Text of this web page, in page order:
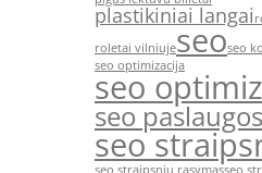
plastikiniai langai
roletai vilniujeseoseo
seo optimizacija
seo
seo paslaugos
seo
seo straipsniu rasymasseo